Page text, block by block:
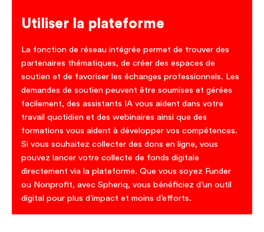
Utiliser la plateforme
La fonction de réseau intégrée permet de trouver des
partenaires thématiques, de créer des espaces de
soutien et de favoriser les échanges professionnels. Les
demandes de soutien peuvent être soumises et gérées
facilement, des assistants IA vous aident dans votre
travail quotidien et des webinaires ainsi que des
formations vous aident à développer vos compétences.
Si vous souhaitez collecter des dons en ligne, vous
pouvez lancer votre collecte de fonds digitale
directement via la plateforme. Que vous soyez Funder
ou Nonprofit, avec Spheriq, vous bénéficiez d’un outil
digital pour plus d’impact et moins d’efforts.